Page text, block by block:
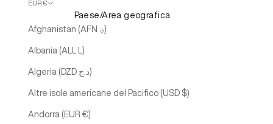
EUR €
Paese/Area geografica
Afghanistan (AFN ؋)
Albania (ALL L)
Algeria (DZD د.ج)
Altre isole americane del Pacifico (USD $)
Andorra (EUR €)